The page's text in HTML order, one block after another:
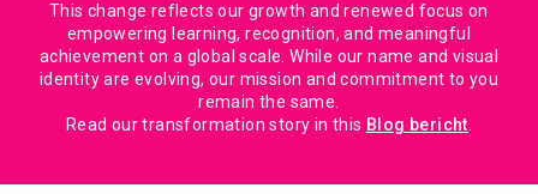
This change reflects our growth and renewed focus on
empowering learning, recognition, and meaningful
achievement on a global scale. While our name and visual
identity are evolving, our mission and commitment to you
remain the same.
Read our transformation story in this Blog bericht